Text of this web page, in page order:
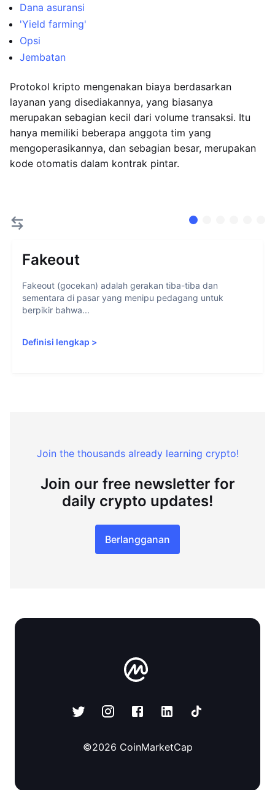
Dana asuransi
'Yield farming'
Opsi
Jembatan
Protokol kripto mengenakan biaya berdasarkan
layanan yang disediakannya, yang biasanya
merupakan sebagian kecil dari volume transaksi. Itu
hanya memiliki beberapa anggota tim yang
mengoperasikannya, dan sebagian besar, merupakan
kode otomatis dalam kontrak pintar.
Fakeout
Fakeout (gocekan) adalah gerakan tiba-tiba dan
sementara di pasar yang menipu pedagang untuk
berpikir bahwa...
Definisi lengkap >
Join the thousands already learning crypto!
Join our free newsletter for
daily crypto updates!
Berlangganan
©2026 CoinMarketCap